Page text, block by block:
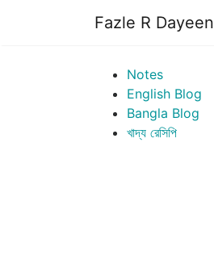
Fazle R Dayeen
Notes
English Blog
Bangla Blog
খাদ্য রেসিপি